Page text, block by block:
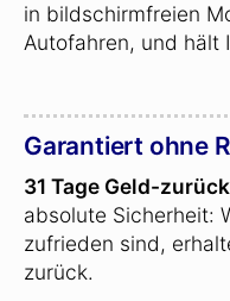
in bildschirmfreien
Autofahren, und hält
Garantiert ohne
31 Tage Geld-
absolute Sicherheit:
zufrieden sind,
zurück.